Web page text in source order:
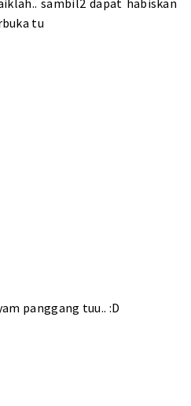
sambil2 dapat habiskan
tu
panggang tuu.. :D